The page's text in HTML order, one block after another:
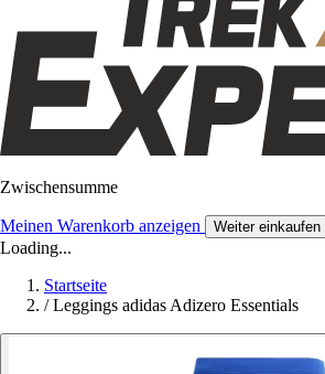
Zwischensumme
Meinen Warenkorb anzeigen Weiter einkaufen
Loading...
Startseite
/ Leggings adidas Adizero Essentials